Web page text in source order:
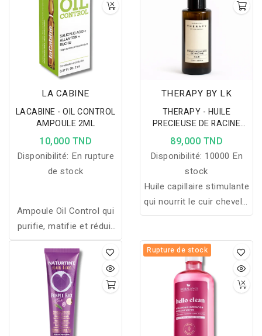
LA CABINE
LACABINE - OIL CONTROL
AMPOULE 2ML
10,000 TND
Disponibilité: En rupture
de stock
Ampoule Oil Control qui
purifie, matifie et réduit
les imperfections pour
une peau mixte ou grasse
nette et éclatante.
THERAPY BY LK
THERAPY - HUILE
PRECIEUSE DE RACINE
100ML
89,000 TND
Disponibilité: 10000 En
stock
Huile capillaire stimulante
qui nourrit le cuir chevelu,
renforce les racines et
plus forts, denses et
résistants.
Rupture de stock